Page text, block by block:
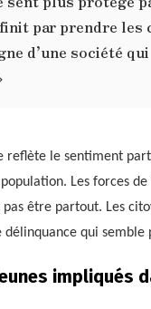
par prendre les
d’une société qui
reflète le sentiment
Les forces de
être partout. Les
délinquance qui
impliqués